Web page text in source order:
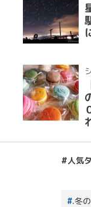
#人気
.冬